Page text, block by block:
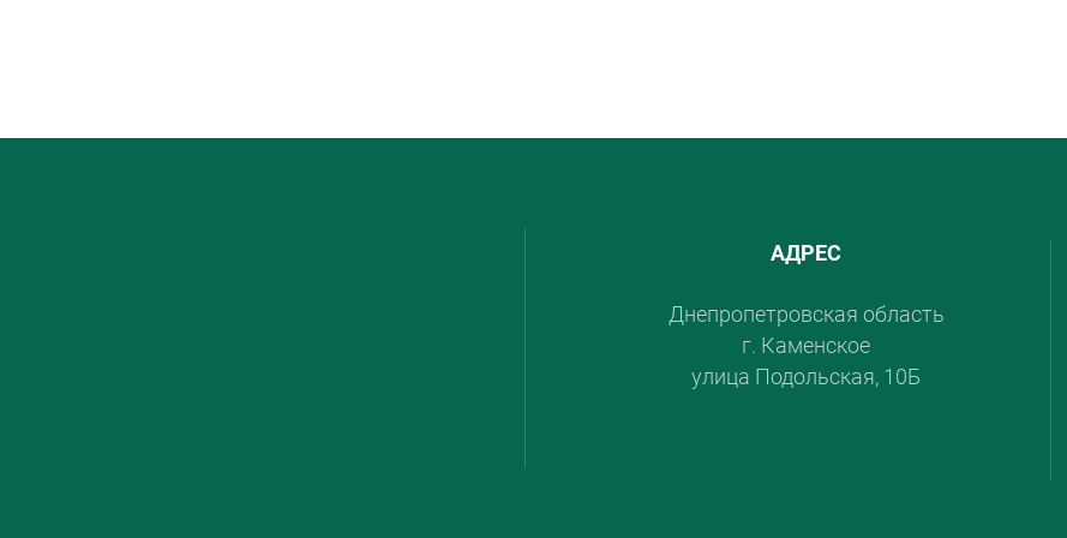
АДРЕС
Днепропетровская область
г. Каменское
улица Подольская, 10Б